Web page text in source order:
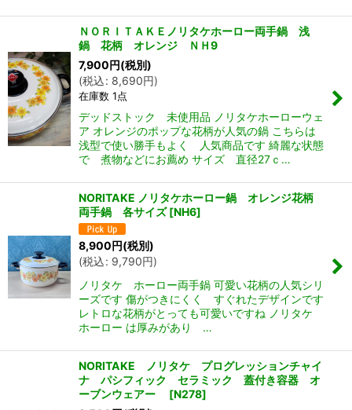
ＮＯＲＩＴＡＫＥノリタケホーロー両手鍋 浅
鍋 花柄 オレンジ ＮＨ9
7,900円(税別)
(税込: 8,690円)
在庫数 1点
デッドストック 未使用品 ノリタケホーローウェ
ア オレンジのポップな花柄が人気の鍋 こちらは
浅型で使い勝手もよく 人気商品です 綺麗な状態
で 煮物などにお薦め サイズ 直径27ｃ…
NORITAKE ノリタケホーロー鍋 オレンジ花柄
両手鍋 各サイズ [NH6]
8,900 円(税別)
(税込: 9,790円)
ノリタケ ホーロー両手鍋 可愛い花柄の人気シリ
ーズです 傷がつきにくく すぐれたデザインです
レトロな花柄がとっても可愛いですね ノリタケ
ホーロー は厚みがあり …
NORITAKE ノリタケ プログレッションチャイ
ナ パシフィック セラミック 蓋付き容器 オ
ーブンウェアー
[N278]